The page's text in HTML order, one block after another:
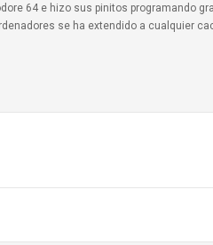
64 e hizo sus pinitos programando
se ha extendido a cualquier